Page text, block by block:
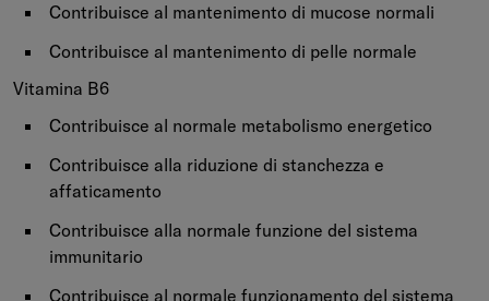
Contribuisce al mantenimento di mucose normali
Contribuisce al mantenimento di pelle normale
Vitamina B6
Contribuisce al normale metabolismo energetico
Contribuisce alla riduzione di stanchezza e
affaticamento
Contribuisce alla normale funzione del sistema
immunitario
Contribuisce al normale funzionamento del sistema